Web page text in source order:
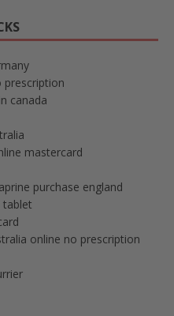
prescription
canada
mastercard
purchase england
tablet
online no prescription